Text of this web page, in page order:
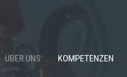
ÜBER UNS KOMPETENZEN